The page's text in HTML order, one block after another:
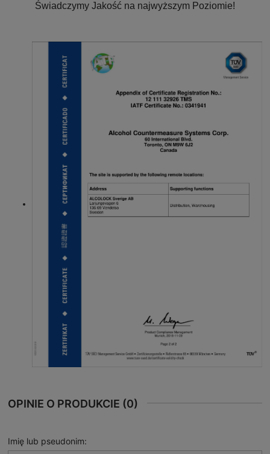
Świadczymy Jakość na najwyższym Poziomie!
OPINIE O PRODUKCIE (0)
Imię lub pseudonim: